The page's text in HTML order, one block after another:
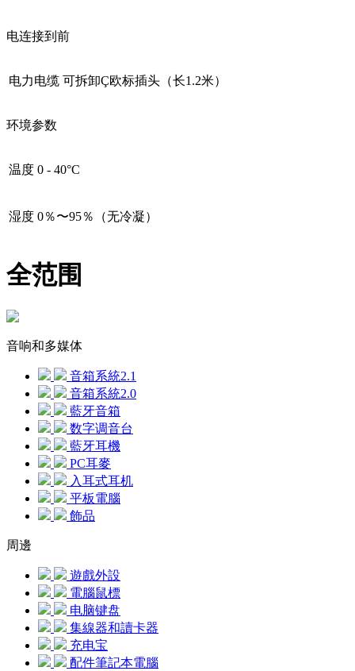
电连接到前
电力电缆 可拆卸Ç欧标插头（长1.2米）
环境参数
温度 0 - 40°C
湿度 0％〜95％（无冷凝）
全范围
音响和多媒体
音箱系統2.1
音箱系統2.0
藍牙音箱
数字调音台
藍牙耳機
PC耳麥
入耳式耳机
平板電腦
飾品
周邊
遊戲外設
電腦鼠標
电脑键盘
集線器和讀卡器
充电宝
配件筆記本電腦